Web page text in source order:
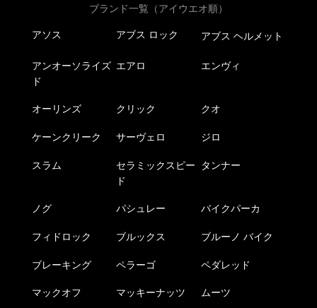
ブランド一覧（アイウエオ順）
アソス アブス ロック アブス ヘルメット
アンオーソライズ
ド
エアロ エンヴィ
オーリンズ クリック クオ
ケーンクリーク サーヴェロ ジロ
スラム
セラミックスピー
ド
タンナー
ノグ パシュレー バイクパーカ
フィドロック ブルックス ブルーノ バイク
ブレーキング ペラーゴ ペダレッド
マックオフ マッキーナッツ ムーツ